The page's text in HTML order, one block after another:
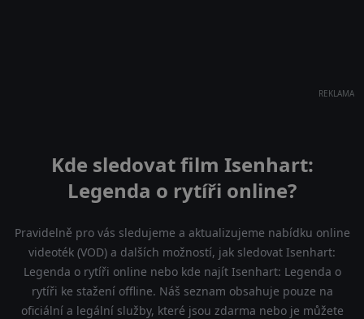
REKLAMA
Kde sledovat film Isenhart:
Legenda o rytíři online?
Pravidelně pro vás sledujeme a aktualizujeme nabídku online
videoték (VOD) a dalších možností, jak sledovat Isenhart:
Legenda o rytíři online nebo kde najít Isenhart: Legenda o
rytíři ke stažení offline. Náš seznam obsahuje pouze na
oficiální a legální služby, které jsou zdarma nebo je můžete